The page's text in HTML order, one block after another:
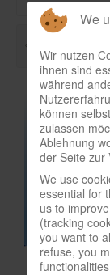
Köpfe-Heads
Preise-Awards
Branchen-/
Interviews
Crowdfunding
In eigener
Archivierte
We
Wir nutzen
ihnen sind
während
können
zulassen
Ablehnung
der Seite zur
We use
essential for
us to
(tracking
you want to
refuse, you